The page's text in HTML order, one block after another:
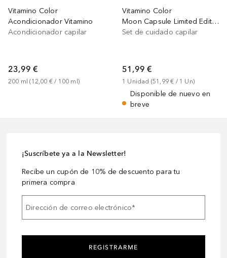
Vitamino Color
Acondicionador Vitamino
Acondicionador capilar
23,99 €
200 ml (12,00 € / 100 ml )
Vitamino Color
Moon Capsule Limited Edition
Set de cuidado capilar
51,99 €
1 Unidad (51,99 € / 1 Un)
Disponible de nuevo en
breve
¡Suscríbete ya a la Newsletter!
Recibe un cupón de 10% de descuento para tu
primera compra
Dirección de correo electrónico*
REGISTRARME